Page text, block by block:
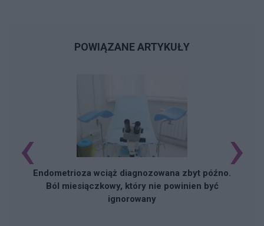
POWIĄZANE ARTYKUŁY
Endometrioza wciąż diagnozowana zbyt późno.
Ból miesiączkowy, który nie powinien być
ignorowany
‹ ›